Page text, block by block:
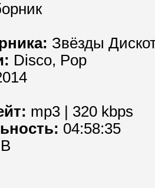
Звёзды
Disco, Pop
mp3 | 320 kbps
04:58:35